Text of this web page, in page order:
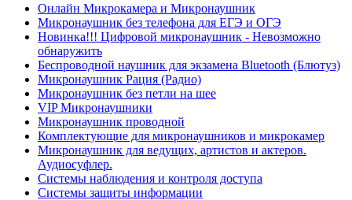
Онлайн Микрокамера и Микронаушник
Микронаушник без телефона для ЕГЭ и ОГЭ
Новинка!!! Цифровой микронаушник - Невозможно
обнаружить
Беспроводной наушник для экзамена Bluetooth (Блютуз)
Микронаушник Рация (Радио)
Микронаушник без петли на шее
VIP Микронаушники
Микронаушник проводной
Комплектующие для микронаушников и микрокамер
Микронаушник для ведущих, артистов и актеров.
Аудиосуфлер.
Системы наблюдения и контроля доступа
Системы защиты информации